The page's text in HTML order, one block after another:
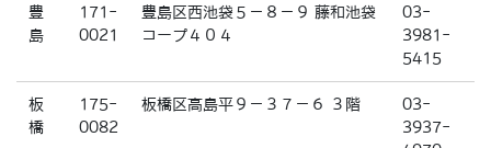
豊
島
171-
0021
豊島区西池袋５－８－９ 藤和池袋
コープ４０４
03-
3981-
5415
板
橋
175-
0082
板橋区高島平９－３７－６ ３階
03-
3937-